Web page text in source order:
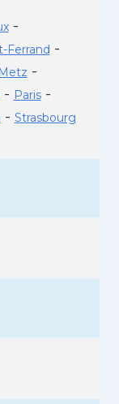
-
Ferrand -
Metz -
- Paris-
- Strasbourg